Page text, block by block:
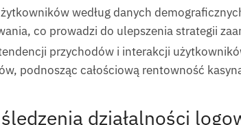
według danych
co prowadzi do ulepszenia strategii
tendencji przychodów i interakcji
podnosząc całościową rentowność
działalności